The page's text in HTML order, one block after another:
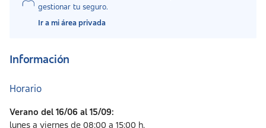
gestionar tu seguro.
Ir a mi área privada
Información
Horario
Verano del 16/06 al 15/09:
lunes a viernes de 08:00 a 15:00 h.